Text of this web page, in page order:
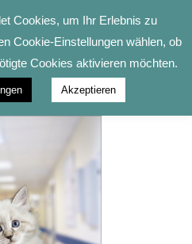
Cookies, um Ihr Erlebnis zu
Cookie-Einstellungen wählen, ob
Cookies aktivieren möchten.
Akzeptieren